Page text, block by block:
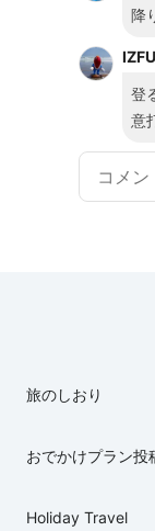
ちろん降
IZFU
登
意
旅のしおり
おでかけプラン投
Holiday Travel